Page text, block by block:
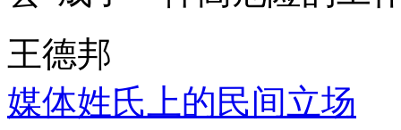
王德邦
媒体姓氏上的民间立场